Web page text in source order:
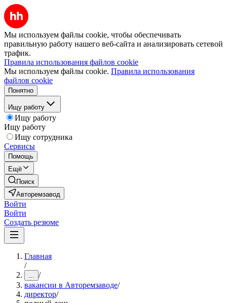
Мы используем файлы cookie, чтобы обеспечивать
правильную работу нашего веб-сайта и анализировать сетевой
трафик.
Правила использования файлов cookie
Мы используем файлы cookie. Правила использования
файлов cookie
Понятно
Ищу работу
Ищу работу
Ищу работу
Ищу сотрудника
Сервисы
Помощь
Ещё
Поиск
Авторемзавод
Войти
Войти
Создать резюме
Главная
/
... /
вакансии в Авторемзаводе/
директор/